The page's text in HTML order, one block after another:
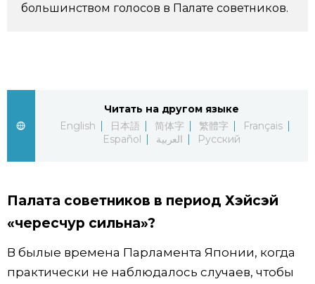
большинством голосов в Палате советников.
Читать на другом языке
English
日本語 简体字 繁體字
Français
Español
العربية Русский
Палата советников в период Хэйсэй
«чересчур сильна»?
В былые времена Парламента Японии, когда
практически не наблюдалось случаев, чтобы